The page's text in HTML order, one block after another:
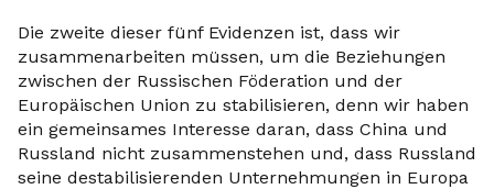
Die zweite dieser fünf Evidenzen ist, dass wir
zusammenarbeiten müssen, um die Beziehungen
zwischen der Russischen Föderation und der
Europäischen Union zu stabilisieren, denn wir haben
ein gemeinsames Interesse daran, dass China und
Russland nicht zusammenstehen und, dass Russland
seine destabilisierenden Unternehmungen in Europa